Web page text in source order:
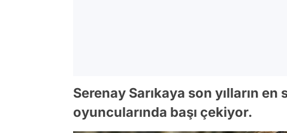
Serenay Sarıkaya son yılların
oyuncularında başı çekiyor.